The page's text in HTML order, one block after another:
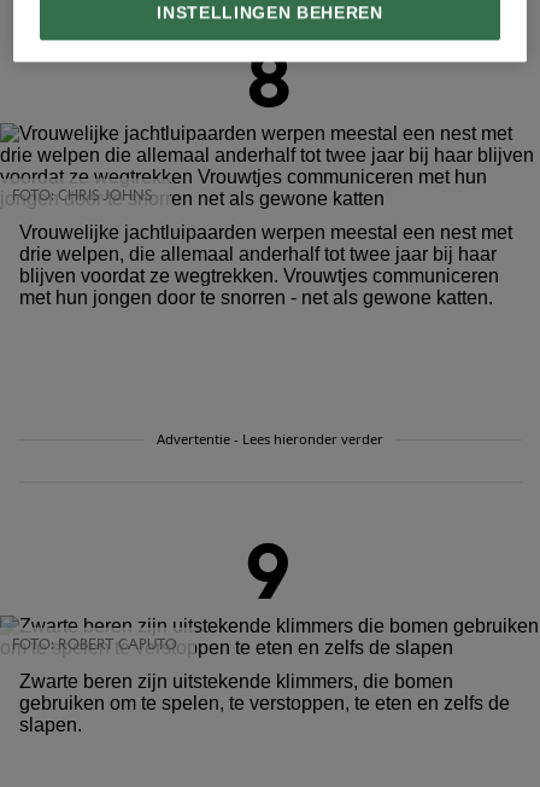
8
FOTO: CHRIS JOHNS
Vrouwelijke jachtluipaarden werpen meestal een nest met
drie welpen, die allemaal anderhalf tot twee jaar bij haar
blijven voordat ze wegtrekken. Vrouwtjes communiceren
met hun jongen door te snorren - net als gewone katten.
Advertentie - Lees hieronder verder
9
FOTO: ROBERT CAPUTO
Zwarte beren zijn uitstekende klimmers, die bomen
gebruiken om te spelen, te verstoppen, te eten en zelfs de
slapen.
INSTELLINGEN BEHEREN